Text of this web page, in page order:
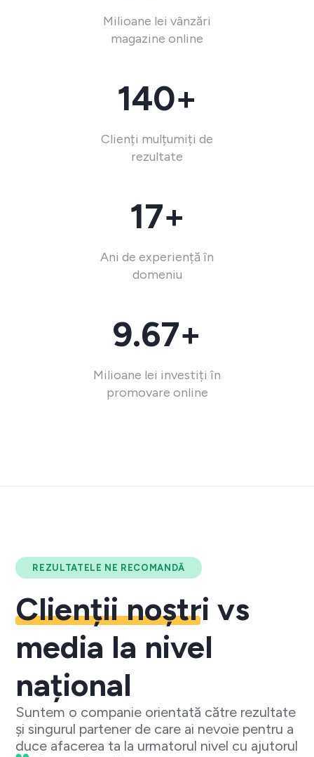
Milioane lei vânzări
magazine online
140+
Clienți mulțumiți de
rezultate
17+
Ani de experiență în
domeniu
9.67+
Milioane lei investiți în
promovare online
REZULTATELE NE RECOMANDĂ
Clienții noștri vs
media la nivel
național
Suntem o companie orientată către rezultate
și singurul partener de care ai nevoie pentru a
duce afacerea ta la urmatorul nivel cu ajutorul